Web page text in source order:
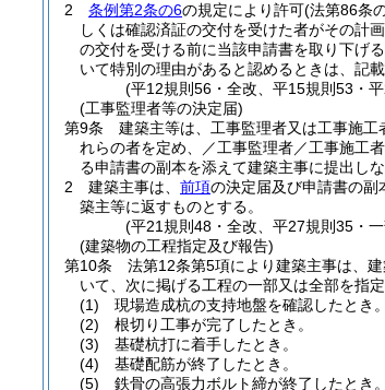
2
条例第2条の6の規定により許可(法第86条
しくは確認済証の交付を受けた者がその計
の交付を受ける前に当該申請書を取り下げる
いて特別の理由があると認めるときは、記
(平12規則56・全改、平15規則53・
(工事監理者等の決定届)
第9条
建築主等は、工事監理者又は工事施
れらの者を定め、／工事監理者／工事施工
る申請書の副本を添えて建築主事に提出しな
2
建築主事は、 前項の決定届及び申請書の副
築主等に返すものとする。
(平21規則48・全改、平27規則35・
(建築物の工程指定及び報告)
第10条
法第12条第5項により建築主事は、建
いて、次に掲げる工程の一部又は全部を指
(1)
現場造成杭の支持地盤を確認したとき。
(2)
根切り工事が完了したとき。
(3)
基礎杭打に着手したとき。
(4)
基礎配筋が終了したとき。
(5)
鉄骨の高張力ボルト締が終了したとき。